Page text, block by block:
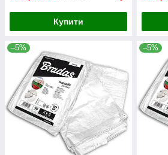
Купити
–5% –5%